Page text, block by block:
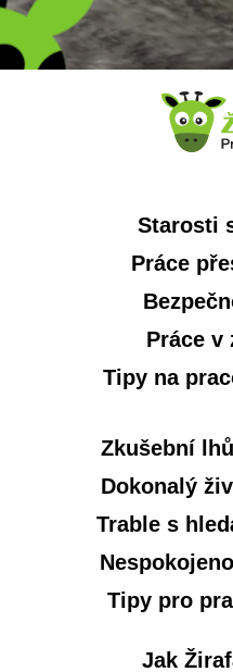
Starosti
Práce
Práce v
Tipy na
Zkušební
Dokonalý
Trable s
Tipy pro
Jak